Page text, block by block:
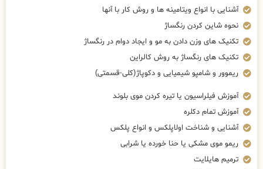
آشنایی با انواع ویتامینه ها و روش کار با آنها
نحوه شاین کردن رنگساژ
تکنیک های وزن دادن به مو و ایجاد دوام در رنگساژ
تکنیک های رنگساژ به روش کالراین
ریموور و شامپو شیمیایی و دکوپاژ(کلی-قسمتی)
آموزش فیلراسیون یا تیره کردن موی بلوند
آموزش تمام دکلره
آشنایی و شناخت اولاپلکس و انواع پلکس
ریمو موی مشکی یا حنا خورده یا شرابی
ترمیم هایلایت